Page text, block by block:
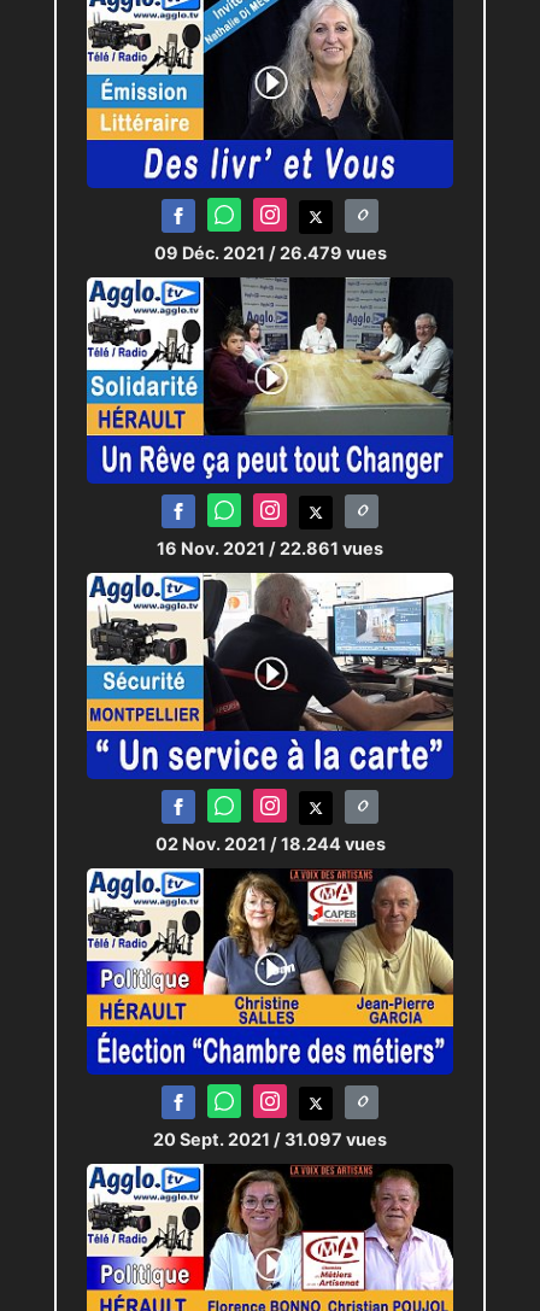
09 Déc. 2021 / 26.479 vues
16 Nov. 2021 / 22.861 vues
02 Nov. 2021 / 18.244 vues
20 Sept. 2021 / 31.097 vues